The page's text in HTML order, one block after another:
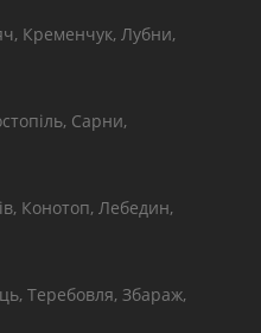
Кременчук, Лубни,
Сарни,
Конотоп, Лебедин,
Теребовля, Збараж,